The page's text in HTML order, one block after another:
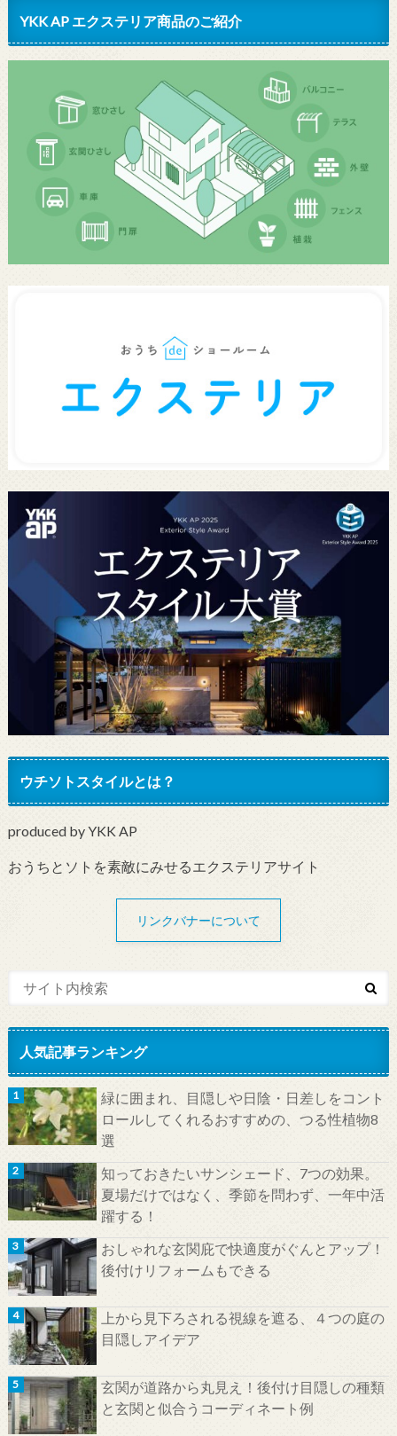
YKK AP エクステリア商品のご紹介
ウチソトスタイルとは？
produced by YKK AP
おうちとソトを素敵にみせるエクステリアサイト
リンクバナーについて
人気記事ランキング
緑に囲まれ、目隠しや日陰・日差しをコント
ロールしてくれるおすすめの、つる性植物8
選
知っておきたいサンシェード、7つの効果。
夏場だけではなく、季節を問わず、一年中活
躍する！
おしゃれな玄関庇で快適度がぐんとアップ！
後付けリフォームもできる
上から見下ろされる視線を遮る、４つの庭の
目隠しアイデア
玄関が道路から丸見え！後付け目隠しの種類
と玄関と似合うコーディネート例